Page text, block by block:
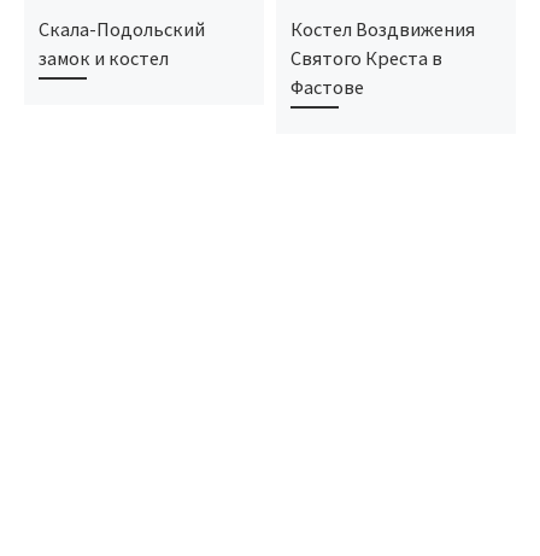
Скала-Подольский
замок и костел
Костел Воздвижения
Святого Креста в
Фастове